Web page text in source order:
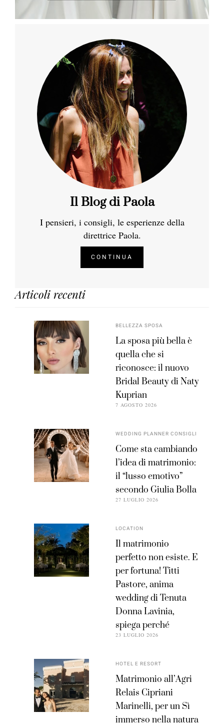
Il Blog di Paola
I pensieri, i consigli, le esperienze della
direttrice Paola.
CONTINUA
Articoli recenti
BELLEZZA SPOSA
La sposa più bella è
quella che si
riconosce: il nuovo
Bridal Beauty di Naty
Kuprian
7 AGOSTO 2026
WEDDING PLANNER CONSIGLI
Come sta cambiando
l’idea di matrimonio:
il “lusso emotivo”
secondo Giulia Bolla
27 LUGLIO 2026
LOCATION
Il matrimonio
perfetto non esiste. E
per fortuna! Titti
Pastore, anima
wedding di Tenuta
Donna Lavinia,
spiega perché
23 LUGLIO 2026
HOTEL E RESORT
Matrimonio all’Agri
Relais Cipriani
Marinelli, per un Sì
immerso nella natura